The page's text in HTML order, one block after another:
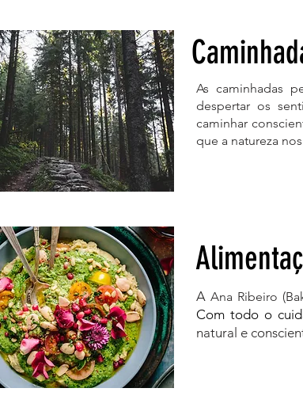
As caminhadas
despertar os
caminhar
que a natureza
A Ana Ribeiro
Com todo o
natural e